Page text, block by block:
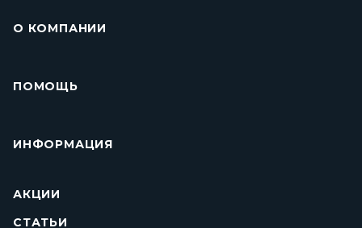
О КОМПАНИИ
ПОМОЩЬ
ИНФОРМАЦИЯ
АКЦИИ
СТАТЬИ